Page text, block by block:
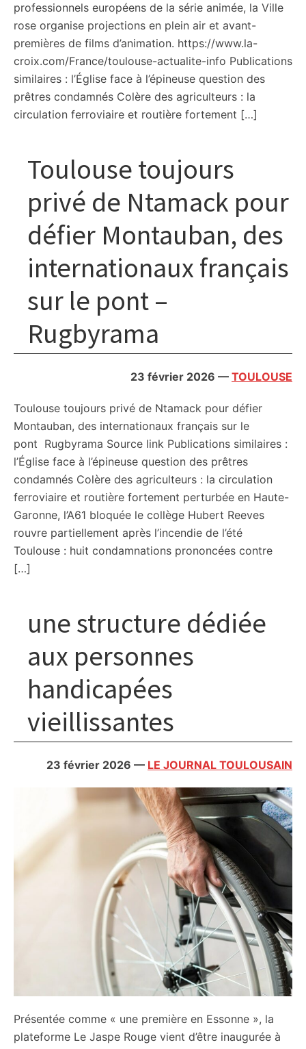
professionnels européens de la série animée, la Ville
rose organise projections en plein air et avant-
premières de films d’animation. https://www.la-
croix.com/France/toulouse-actualite-info Publications
similaires : l’Église face à l’épineuse question des
prêtres condamnés Colère des agriculteurs : la
circulation ferroviaire et routière fortement […]
Toulouse toujours
privé de Ntamack pour
défier Montauban, des
internationaux français
sur le pont –
Rugbyrama
23 février 2026 — TOULOUSE
Toulouse toujours privé de Ntamack pour défier
Montauban, des internationaux français sur le
pont Rugbyrama Source link Publications similaires :
l’Église face à l’épineuse question des prêtres
condamnés Colère des agriculteurs : la circulation
ferroviaire et routière fortement perturbée en Haute-
Garonne, l’A61 bloquée le collège Hubert Reeves
rouvre partiellement après l’incendie de l’été
Toulouse : huit condamnations prononcées contre
[…]
une structure dédiée
aux personnes
handicapées
vieillissantes
23 février 2026 — LE JOURNAL TOULOUSAIN
Présentée comme « une première en Essonne », la
plateforme Le Jaspe Rouge vient d’être inaugurée à